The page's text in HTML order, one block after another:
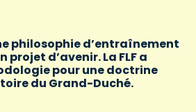
philosophie d’entraînement
d’avenir. La FLF a
pour une doctrine
du Grand-Duché.